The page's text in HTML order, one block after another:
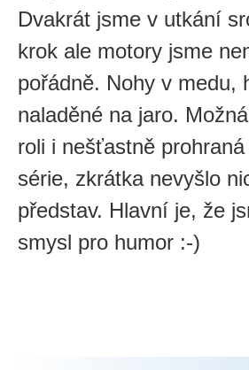
Dvakrát jsme v utkání
krok ale motory jsme
pořádně. Nohy v medu,
naladěné na jaro.
roli i nešťastně
série, zkrátka nevyšlo
představ. Hlavní je, že
smysl pro humor :-)